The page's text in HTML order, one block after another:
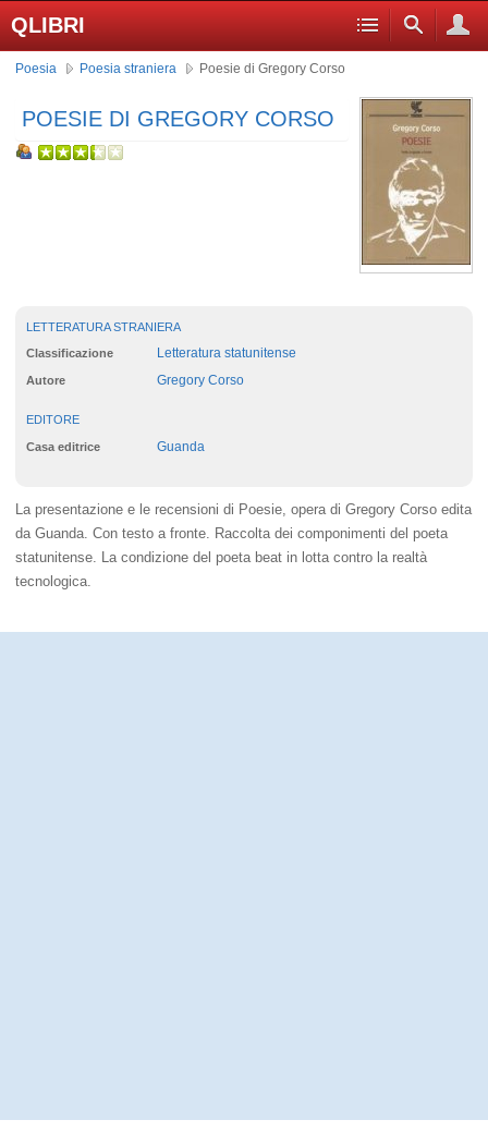
QLIBRI
Poesia Poesia straniera Poesie di Gregory Corso
POESIE DI GREGORY CORSO
LETTERATURA STRANIERA
Classificazione Letteratura statunitense
Autore Gregory Corso
EDITORE
Casa editrice Guanda
La presentazione e le recensioni di Poesie, opera di Gregory Corso edita
da Guanda. Con testo a fronte. Raccolta dei componimenti del poeta
statunitense. La condizione del poeta beat in lotta contro la realtà
tecnologica.